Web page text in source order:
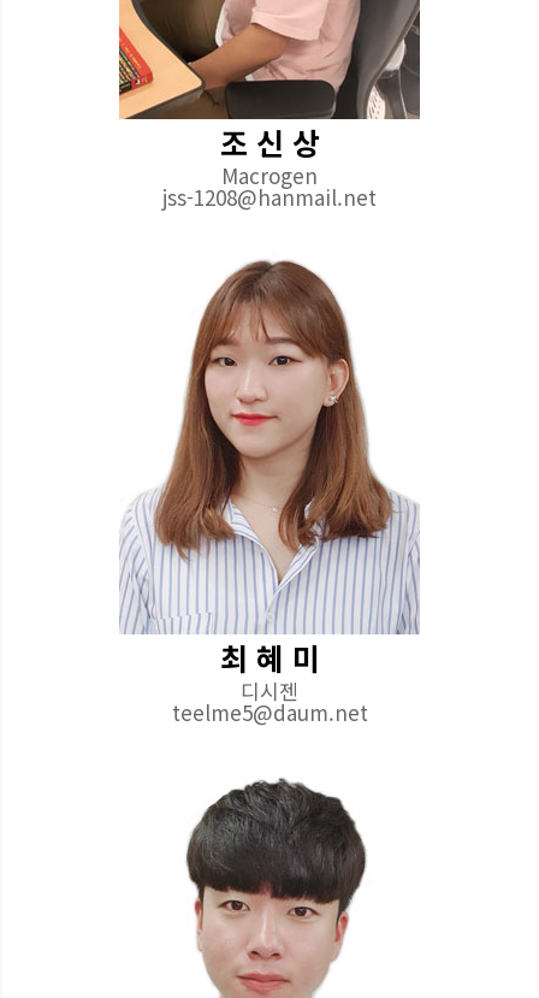
조 신 상
Macrogen
jss-1208@hanmail.net
최 혜 미
디시젠
teelme5@daum.net